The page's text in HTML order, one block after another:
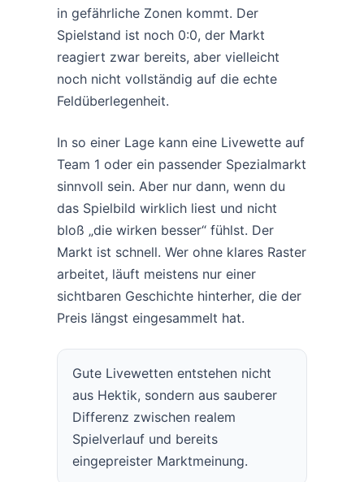
in gefährliche Zonen kommt. Der
Spielstand ist noch 0:0, der Markt
reagiert zwar bereits, aber vielleicht
noch nicht vollständig auf die echte
Feldüberlegenheit.
In so einer Lage kann eine Livewette auf
Team 1 oder ein passender Spezialmarkt
sinnvoll sein. Aber nur dann, wenn du
das Spielbild wirklich liest und nicht
bloß „die wirken besser“ fühlst. Der
Markt ist schnell. Wer ohne klares Raster
arbeitet, läuft meistens nur einer
sichtbaren Geschichte hinterher, die der
Preis längst eingesammelt hat.
Gute Livewetten entstehen nicht
aus Hektik, sondern aus sauberer
Differenz zwischen realem
Spielverlauf und bereits
eingepreister Marktmeinung.